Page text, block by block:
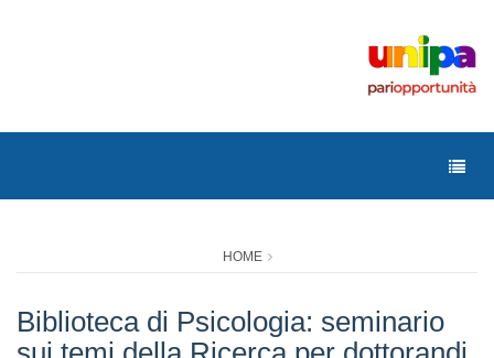
HOME
Biblioteca di Psicologia: seminario